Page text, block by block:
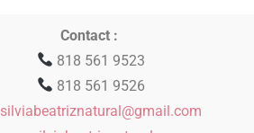
Contact :
818 561 9523
818 561 9526
silviabeatriznatural@gmail.com